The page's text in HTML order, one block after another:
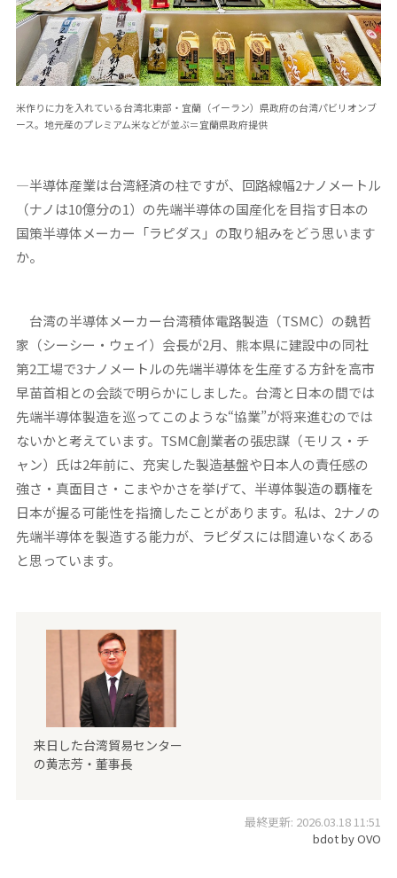
米作りに力を入れている台湾北東部・宜蘭（イーラン）県政府の台湾パビリオンブ
ース。地元産のプレミアム米などが並ぶ＝宜蘭県政府提供
―半導体産業は台湾経済の柱ですが、回路線幅2ナノメートル
（ナノは10億分の1）の先端半導体の国産化を目指す日本の
国策半導体メーカー「ラピダス」の取り組みをどう思います
か。
台湾の半導体メーカー台湾積体電路製造（TSMC）の魏哲
家（シーシー・ウェイ）会長が2月、熊本県に建設中の同社
第2工場で3ナノメートルの先端半導体を生産する方針を高市
早苗首相との会談で明らかにしました。台湾と日本の間では
先端半導体製造を巡ってこのような“協業”が将来進むのでは
ないかと考えています。TSMC創業者の張忠謀（モリス・チ
ャン）氏は2年前に、充実した製造基盤や日本人の責任感の
強さ・真面目さ・こまやかさを挙げて、半導体製造の覇権を
日本が握る可能性を指摘したことがあります。私は、2ナノの
先端半導体を製造する能力が、ラピダスには間違いなくある
と思っています。
来日した台湾貿易センター
の黄志芳・董事長
最終更新: 2026.03.18 11:51
bdot by OVO